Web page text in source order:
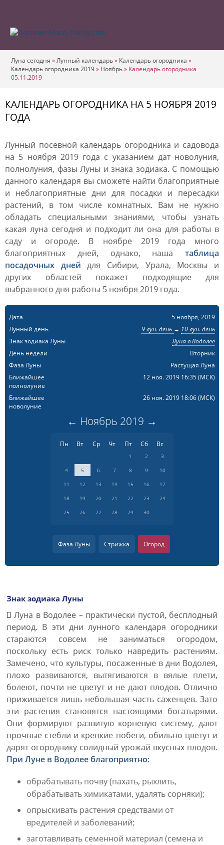
Луна сегодня »Лунный календарь» Календарь огородника »
Календарь огородника 2019» Ноябрь» Календарь огородника
05.11.2019
КАЛЕНДАРЬ ОГОРОДНИКА НА 5 НОЯБРЯ 2019
ГОДА
Лунный посевной календарь огородника и садовода
на 5 ноября 2019 года с указанием дат новолуния,
полнолуния, фазы Луны и знака зодиака. С помощью
данного календаря вы сможете найти благоприятные
и неблагоприятные дни для посадки и пересадки
растений, в том числе комнатных. Вам не нужно
обладать специальными знаниями, чтобы узнать
какая луна сегодня и подходит ли она для работы в
саду и огороде. В ноябре 2019 года много
благоприятных дней, однако, наша таблица
посадочных дней для Сибири, Урала, Москвы и
других областей покажет подходящие для
выбранного дня работы 5 ноября 2019 года.
Дата
5 ноября, 2019
Лунный день
9 лун. день → 10 лун. день
Знак зодиака Луны
Луна в Водолее
День недели
Вторник
Фаза Луны
Растущая Луна
Ближайшее
полнолуние
12 ноя. 2019 16:35(МСК)
Ближайшее
новолуние
26 ноя. 2019 18:06(МСК)
← Ноябрь 2019 →
Пн Вт Ср Чт Пт Сб Вс
1 2
3
4
5 6 7 8 9
10
11
12 13 14 15 16
17
18
19 20 21 22 23
24
25
26 27 28 29 30
Фаза Луны Стрижка Огород
Знак зодиака Луны
Луна в Водолее – практически пустой, бесплодный
период. В эти дни лунного календаря огородники
стараются совсем не заниматься огородом,
поскольку есть риск только навредить растениям.
Замечено, что культуры, посаженные в дни Водолея,
плохо развиваются, вытягиваются в вялые плети,
болеют, почти не цветут и не дают плодов. Отлично
приживается лишь небольшая часть саженцев. Зато
эти растения становятся настоящими богатырями.
Они формируют развитую корневую систему, дают
прочные стебли и крепкие побеги, обильно цветут и
дарят огороднику солидный урожай вкусных плодов.
При Луне в Водолее благоприятно:
обрабатывать почву (пахать, рыхлить,
обрабатывать химикатами, удалять сорняки);
опрыскивать растения средствами от
вредителей и заболеваний;
заготавливать семенной материал (семена и